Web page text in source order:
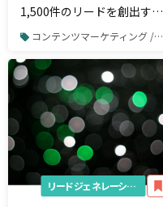
1,500件のリードを創出する
オウンドメディアの作り方
コンテンツマーケティング / オウンドメディア運営
リードジェネレーション